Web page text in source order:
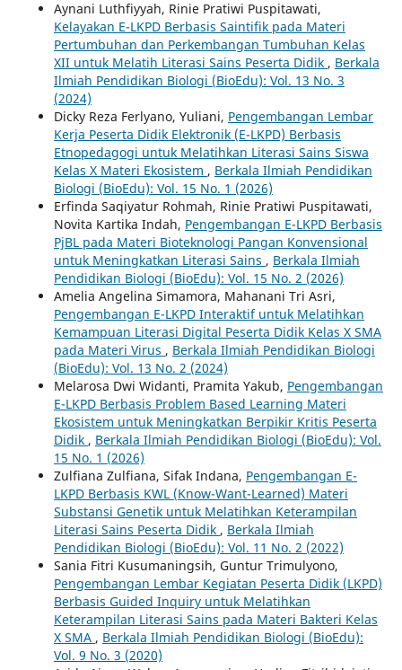
Aynani Luthfiyyah, Rinie Pratiwi Puspitawati,
Kelayakan E-LKPD Berbasis Saintifik pada Materi
Pertumbuhan dan Perkembangan Tumbuhan Kelas
XII untuk Melatih Literasi Sains Peserta Didik , Berkala
Ilmiah Pendidikan Biologi (BioEdu): Vol. 13 No. 3
(2024)
Dicky Reza Ferlyano, Yuliani, Pengembangan Lembar
Kerja Peserta Didik Elektronik (E-LKPD) Berbasis
Etnopedagogi untuk Melatihkan Literasi Sains Siswa
Kelas X Materi Ekosistem , Berkala Ilmiah Pendidikan
Biologi (BioEdu): Vol. 15 No. 1 (2026)
Erfinda Saqiyatur Rohmah, Rinie Pratiwi Puspitawati,
Novita Kartika Indah, Pengembangan E-LKPD Berbasis
PjBL pada Materi Bioteknologi Pangan Konvensional
untuk Meningkatkan Literasi Sains , Berkala Ilmiah
Pendidikan Biologi (BioEdu): Vol. 15 No. 2 (2026)
Amelia Angelina Simamora, Mahanani Tri Asri,
Pengembangan E-LKPD Interaktif untuk Melatihkan
Kemampuan Literasi Digital Peserta Didik Kelas X SMA
pada Materi Virus , Berkala Ilmiah Pendidikan Biologi
(BioEdu): Vol. 13 No. 2 (2024)
Melarosa Dwi Widanti, Pramita Yakub, Pengembangan
E-LKPD Berbasis Problem Based Learning Materi
Ekosistem untuk Meningkatkan Berpikir Kritis Peserta
Didik , Berkala Ilmiah Pendidikan Biologi (BioEdu): Vol.
15 No. 1 (2026)
Zulfiana Zulfiana, Sifak Indana, Pengembangan E-
LKPD Berbasis KWL (Know-Want-Learned) Materi
Substansi Genetik untuk Melatihkan Keterampilan
Literasi Sains Peserta Didik , Berkala Ilmiah
Pendidikan Biologi (BioEdu): Vol. 11 No. 2 (2022)
Sania Fitri Kusumaningsih, Guntur Trimulyono,
Pengembangan Lembar Kegiatan Peserta Didik (LKPD)
Berbasis Guided Inquiry untuk Melatihkan
Keterampilan Literasi Sains pada Materi Bakteri Kelas
X SMA , Berkala Ilmiah Pendidikan Biologi (BioEdu):
Vol. 9 No. 3 (2020)